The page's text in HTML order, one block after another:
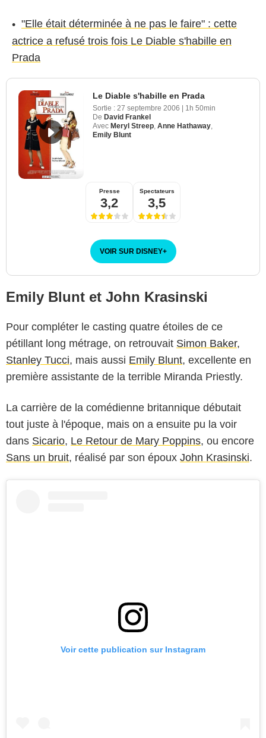
"Elle était déterminée à ne pas le faire" : cette
actrice a refusé trois fois Le Diable s'habille en
Prada
Le Diable s'habille en Prada
Sortie : 27 septembre 2006 | 1h 50min
De David Frankel
Avec Meryl Streep Anne Hathaway
Emily Blunt
Presse
3,2
Spectateurs
3,5
VOIR SUR DISNEY+
Emily Blunt et John Krasinski
Pour compléter le casting quatre étoiles de ce
pétillant long métrage, on retrouvait Simon Baker,
Stanley Tucci, mais aussi Emily Blunt, excellente en
première assistante de la terrible Miranda Priestly.
La carrière de la comédienne britannique débutait
tout juste à l'époque, mais on a ensuite pu la voir
dans Sicario, Le Retour de Mary Poppins, ou encore
Sans un bruit, réalisé par son époux John Krasinski.
Voir cette publication sur Instagram